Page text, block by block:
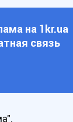
на 1kr.ua
связь